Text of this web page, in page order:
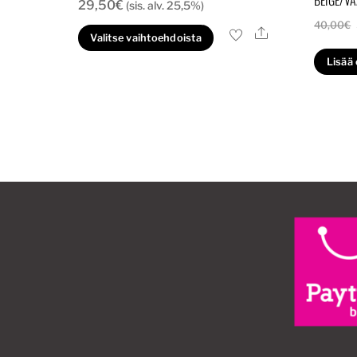
29,50€ (sis. alv. 25,5%)
Valitse vaihtoehdoista
Tällä
valinnat
Ale
40,00€